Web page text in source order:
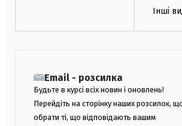
Інші
Email - розсилка
Будьте в курсі всіх новин і оновлень!
Перейдіть на сторінку наших розсилок,
обрати ті, що відповідають вашим